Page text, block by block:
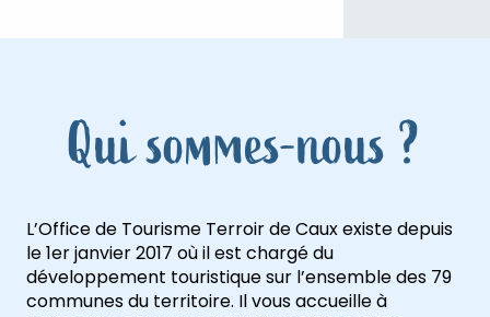
Qui sommes-nous ?
L’Office de Tourisme Terroir de Caux existe depuis
le 1er janvier 2017 où il est chargé du
développement touristique sur l’ensemble des 79
communes du territoire. Il vous accueille à